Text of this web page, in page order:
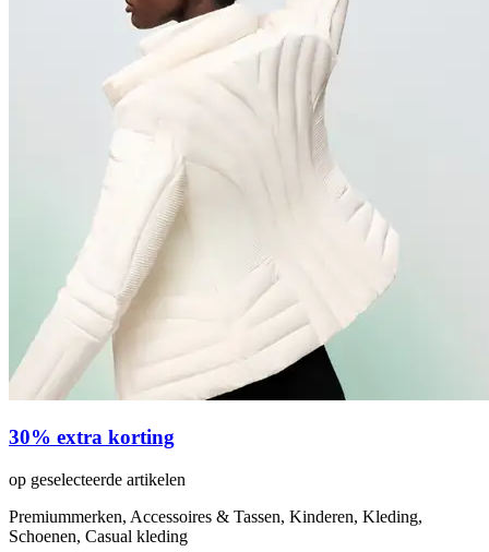
30% extra korting
op geselecteerde artikelen
Premiummerken, Accessoires & Tassen, Kinderen, Kleding,
Schoenen, Casual kleding